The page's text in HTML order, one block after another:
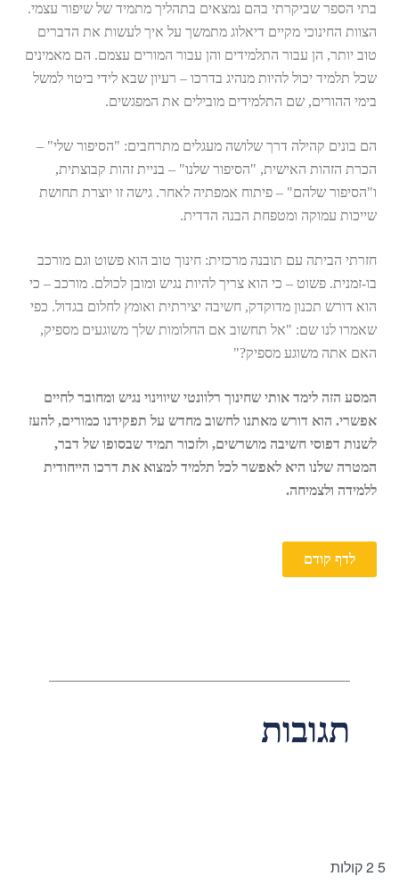
בתי הספר שביקרתי בהם נמצאים בתהליך מתמיד של שיפור עצמי.
הצוות החינוכי מקיים דיאלוג מתמשך על איך לעשות את הדברים
טוב יותר, הן עבור התלמידים והן עבור המורים עצמם. הם מאמינים
שכל תלמיד יכול להיות מנהיג בדרכו – רעיון שבא לידי ביטוי למשל
בימי ההורים, שם התלמידים מובילים את המפגשים.
הם בונים קהילה דרך שלושה מעגלים מתרחבים: "הסיפור שלי" –
הכרת הזהות האישית, "הסיפור שלנו" – בניית זהות קבוצתית,
ו"הסיפור שלהם" – פיתוח אמפתיה לאחר. גישה זו יוצרת תחושת
שייכות עמוקה ומטפחת הבנה הדדית.
חזרתי הביתה עם תובנה מרכזית: חינוך טוב הוא פשוט וגם מורכב
בו-זמנית. פשוט – כי הוא צריך להיות נגיש ומובן לכולם. מורכב – כי
הוא דורש תכנון מדוקדק, חשיבה יצירתית ואומץ לחלום בגדול. כפי
שאמרו לנו שם: "אל תחשוב אם החלומות שלך משוגעים מספיק,
האם אתה משוגע מספיק?"
המסע הזה לימד אותי שחינוך רלוונטי שיווינוי נגיש ומחובר לחיים
אפשרי. הוא דורש מאתנו לחשוב מחדש על תפקידנו כמורים, להעז
לשנות דפוסי חשיבה מושרשים, ולזכור תמיד שבסופו של דבר,
המטרה שלנו היא לאפשר לכל תלמיד למצוא את דרכו הייחודית
ללמידה ולצמיחה.
לדף קודם
תגובות
5
2קולות